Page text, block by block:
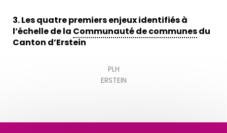
3. Les quatre premiers enjeux identifiés à
l’échelle de la Communauté de communesdu
Canton d’Erstein
PLH
ERSTEIN